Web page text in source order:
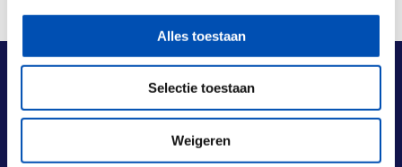
Alles toestaan
Selectie toestaan
Weigeren